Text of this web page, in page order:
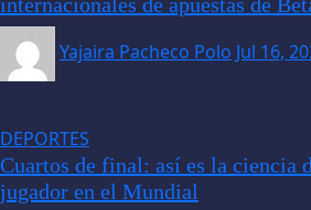
Yajaira Pacheco Polo Jul 16,
DEPORTES
Cuartos de final: así es la ciencia
jugador en el Mundial